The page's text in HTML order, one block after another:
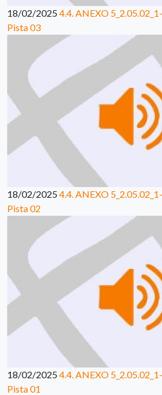
18/02/20254.4. ANEXO
Pista 03
18/02/20254.4. ANEXO
Pista 02
18/02/20254.4. ANEXO
Pista 01